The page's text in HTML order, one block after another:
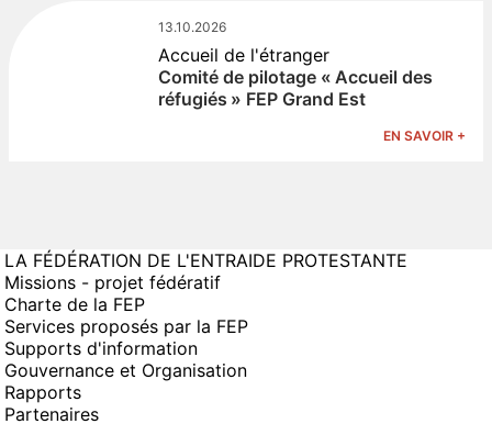
13.10.2026
Accueil de l'étranger
Comité de pilotage « Accueil des
réfugiés » FEP Grand Est
EN SAVOIR +
LA FÉDÉRATION DE L'ENTRAIDE PROTESTANTE
Missions - projet fédératif
Charte de la FEP
Services proposés par la FEP
Supports d'information
Gouvernance et Organisation
Rapports
Partenaires